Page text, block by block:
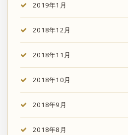
2019年1月
2018年12月
2018年11月
2018年10月
2018年9月
2018年8月